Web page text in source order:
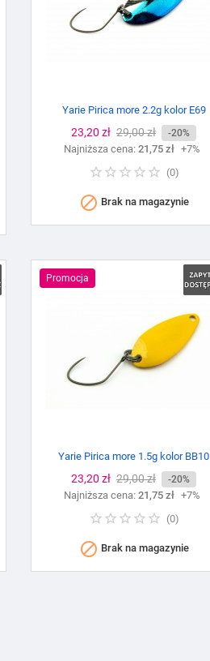
Yarie Pirica more 2.2g kolor E69
Cena
23,20 zł Cena
podstawowa
29,00 zł -20%
Najniższa cena: 21,75 zł +7%
(0)
 Brak na magazynie
Promocja
Yarie Pirica more 1.5g kolor BB10
Cena
23,20 zł Cena
podstawowa
29,00 zł -20%
Najniższa cena: 21,75 zł +7%
(0)
 Brak na magazynie